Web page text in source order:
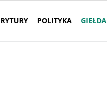
POLITYKA GIEŁDA